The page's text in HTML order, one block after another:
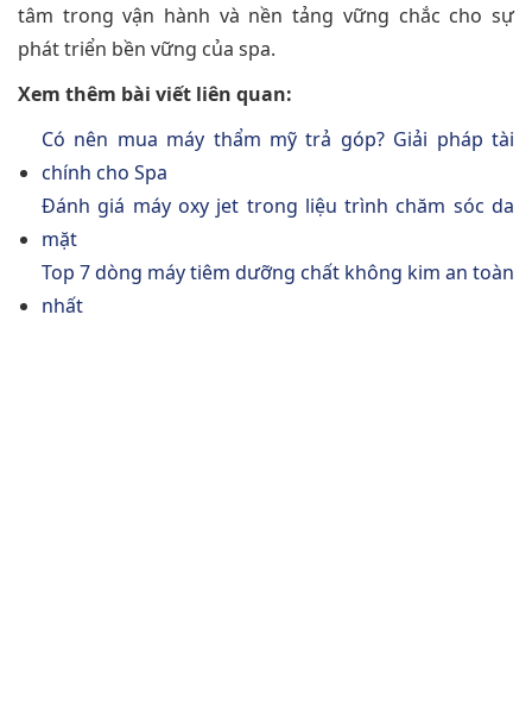
tâm trong vận hành và nền tảng vững chắc cho sự
phát triển bền vững của spa.
Xem thêm bài viết liên quan:
Có nên mua máy thẩm mỹ trả góp? Giải pháp tài
chính cho Spa
Đánh giá máy oxy jet trong liệu trình chăm sóc da
mặt
Top 7 dòng máy tiêm dưỡng chất không kim an toàn
nhất